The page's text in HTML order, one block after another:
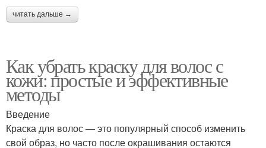
читать дальше →
Как убрать краску для волос с
кожи: простые и эффективные
методы
Введение
Краска для волос — это популярный способ изменить
свой образ, но часто после окрашивания остаются